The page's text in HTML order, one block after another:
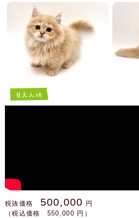
税抜価格 500,000
円
（税込価格 550,000 円）